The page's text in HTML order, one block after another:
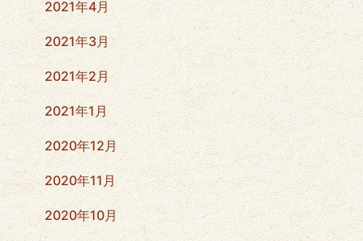
2021年4月
2021年3月
2021年2月
2021年1月
2020年12月
2020年11月
2020年10月